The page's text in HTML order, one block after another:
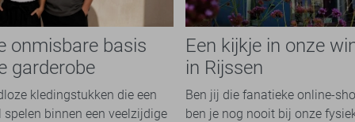
onmisbare basis
garderobe
kledingstukken die een
spelen binnen een veelzijdige
Een kijkje in onze
in Rijssen
Ben jij die fanatieke online-
ben je nog nooit bij onze